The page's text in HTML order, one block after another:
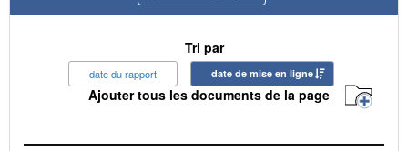
Tri par
date du rapport date de mise en ligne
Ajouter tous les documents de la page